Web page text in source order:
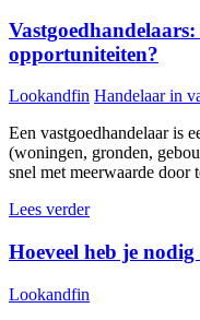
opportuniteiten?
Lookandfin Handelaar in
Een vastgoedhandelaar is
(woningen, gronden,
snel met meerwaarde door
Lees verder
Hoeveel heb je
Lookandfin